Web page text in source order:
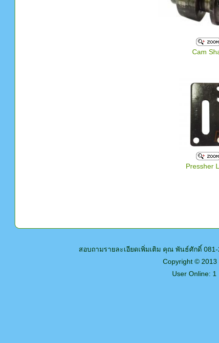
Cam
Pressher
สอบถามรายละเอียดเพิ่มเติม คุณ พันธ์ศักดิ์
Copyright © 2013
User Online: 1